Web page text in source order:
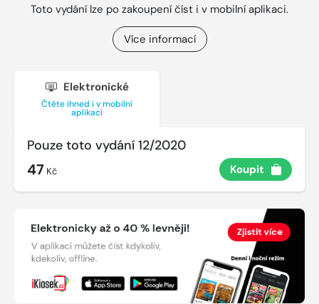
Toto vydání lze po zakoupení číst i v mobilní aplikaci.
Více informací
Elektronické
Čtěte ihned i v mobilní
aplikaci
Pouze toto vydání 12/2020
47 Kč Koupit